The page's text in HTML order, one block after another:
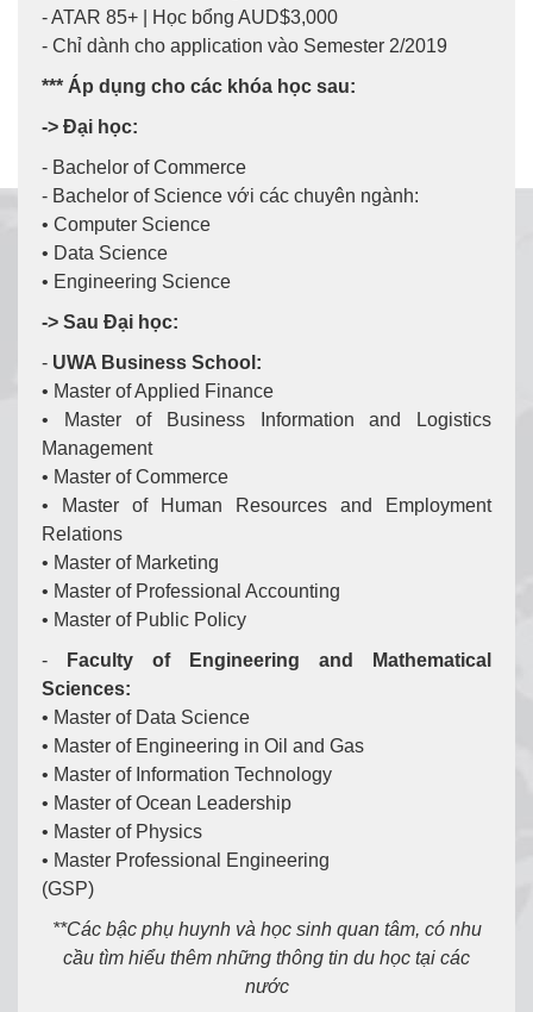
- ATAR 85+ | Học bổng AUD$3,000
- Chỉ dành cho application vào Semester 2/2019
*** Áp dụng cho các khóa học sau:
-> Đại học:
- Bachelor of Commerce
- Bachelor of Science với các chuyên ngành:
• Computer Science
• Data Science
• Engineering Science
-> Sau Đại học:
- UWA Business School:
• Master of Applied Finance
• Master of Business Information and Logistics
Management
• Master of Commerce
• Master of Human Resources and Employment
Relations
• Master of Marketing
• Master of Professional Accounting
• Master of Public Policy
-
Faculty of Engineering and Mathematical
Sciences:
• Master of Data Science
• Master of Engineering in Oil and Gas
• Master of Information Technology
• Master of Ocean Leadership
• Master of Physics
• Master Professional Engineering
(GSP)
**Các bậc phụ huynh và học sinh quan tâm, có nhu
cầu tìm hiểu thêm những thông tin du học tại các
nước